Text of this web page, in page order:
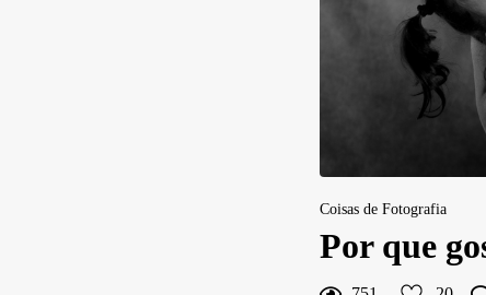
Coisas de Fotografia
Por que